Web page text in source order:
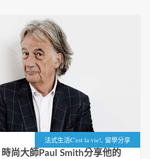
法式生活C'est la vie!, 留學分享
尚大師Paul Smith分享他的